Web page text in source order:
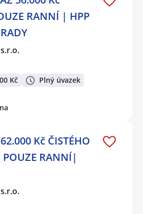
RANNÍ | HPP
Kč Plný úvazek
Kč ČISTÉHO
RANNÍ|